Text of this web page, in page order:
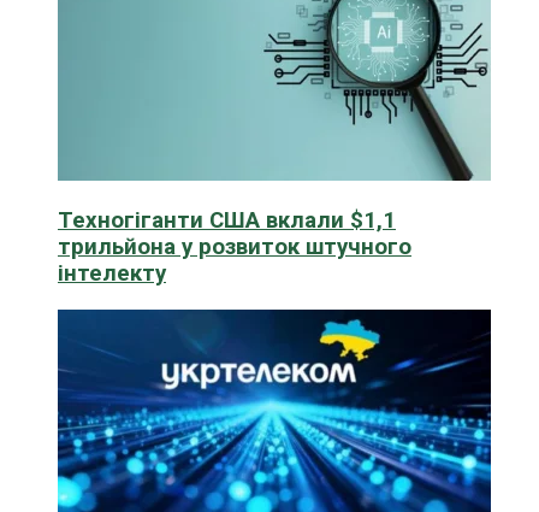
Техногіганти США вклали $1,1
трильйона у розвиток штучного
інтелекту